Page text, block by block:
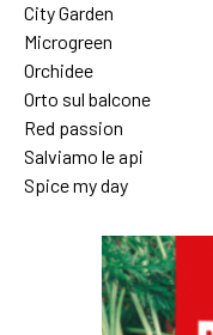
City Garden
Microgreen
Orchidee
Orto sul balcone
Red passion
Salviamo le api
Spice my day